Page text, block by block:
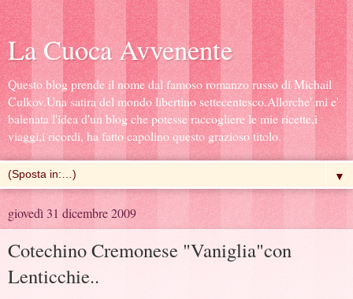
La Cuoca Avvenente
Questo blog prende il nome dal famoso romanzo russo di Michail
Culkov.Una satira del mondo libertino settecentesco.Allorche' mi e'
balenata l'idea d'un blog che potesse raccogliere le mie ricette,i
viaggi,i ricordi, ha fatto capolino questo grazioso titolo.
▼
giovedì 31 dicembre 2009
Cotechino Cremonese "Vaniglia"con
Lenticchie..